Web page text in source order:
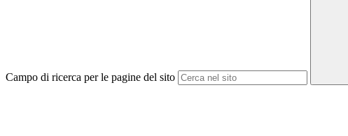
Campo di ricerca per le pagine del sito